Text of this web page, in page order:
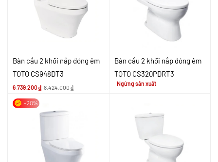
Bàn cầu 2 khối nắp đóng êm
TOTO CS948DT3
6.739.200₫ 8.424.000₫
Bàn cầu 2 khối nắp đóng êm
TOTO CS320PDRT3
Ngừng sản xuất
-20%